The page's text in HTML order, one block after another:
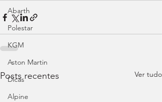
Abarth
Polestar
KGM
Aston Martin
Dicas
Alpine
Posts recentes Ver tudo